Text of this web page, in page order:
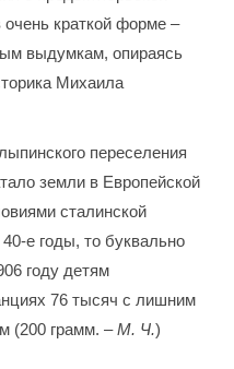
краткой форме –
выдумкам, опираясь
Михаила
переселения
земли в Европейской
сталинской
е годы, то буквально
году детям
76 тысяч с лишним
(200 грамм. –М. Ч.)